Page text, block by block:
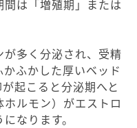
は「増殖期」または
多く分泌され、受精
ふかした厚いベッド
起こると分泌期へと
ルモン）がエストロ
なります。